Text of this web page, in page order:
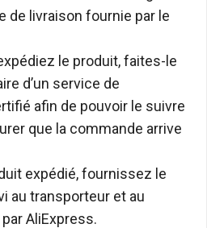
de livraison fournie par le
le produit, faites-le
d’un service de
afin de pouvoir le suivre
que la commande arrive
expédié, fournissez le
au transporteur et au
AliExpress.